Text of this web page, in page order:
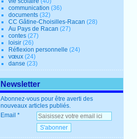
communication (36)
documents (32)
CC Gâtine-Choisilles-Racan (28)
Au Pays de Racan (27)
contes (27)
loisir (26)
Réflexion personnelle (24)
vœux (24)
danse (23)
Newsletter
Abonnez-vous pour être averti des
nouveaux articles publiés.
Email